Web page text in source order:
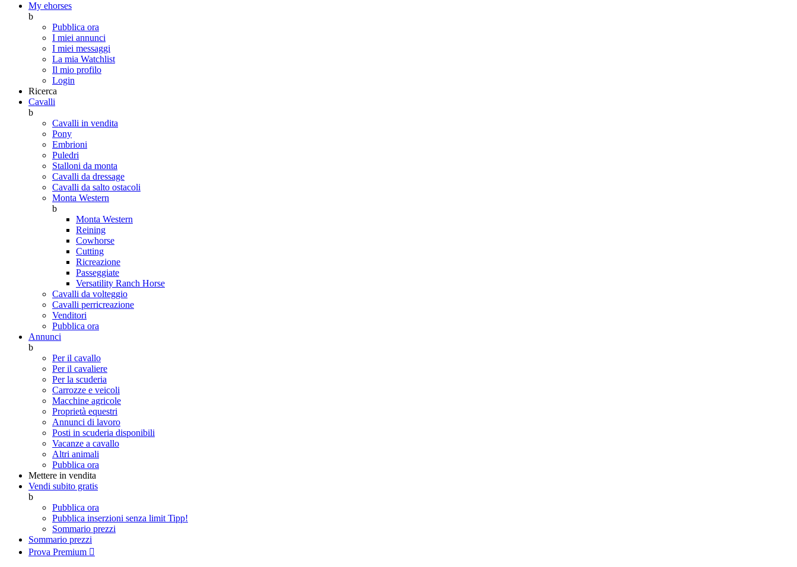
My ehorses
b
Pubblica ora
I miei annunci
I miei messaggi
La mia Watchlist
Il mio profilo
Login
Ricerca
Cavalli
b
Cavalli in vendita
Pony
Embrioni
Puledri
Stalloni da monta
Cavalli da dressage
Cavalli da salto ostacoli
Monta Western
b
Monta Western
Reining
Cowhorse
Cutting
Ricreazione
Passeggiate
Versatility Ranch Horse
Cavalli da volteggio
Cavalli perricreazione
Venditori
Pubblica ora
Annunci
b
Per il cavallo
Per il cavaliere
Per la scuderia
Carrozze e veicoli
Macchine agricole
Proprietà equestri
Annunci di lavoro
Posti in scuderia disponibili
Vacanze a cavallo
Altri animali
Pubblica ora
Mettere in vendita
Vendi subito gratis
b
Pubblica ora
Pubblica inserzioni senza limit Tipp!
Sommario prezzi
Sommario prezzi
Prova Premium 